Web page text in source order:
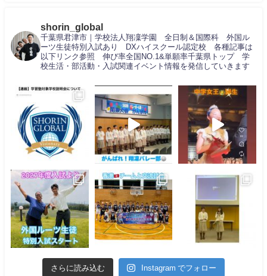
shorin_global
千葉県君津市｜学校法人翔凜学園 全日制＆国際科 外国ル
ーツ生徒特別入試あり DXハイスクール認定校 各種記事は
以下リンク参照 伸び率全国NO.1&単願率千葉県トップ 学
校生活・部活動・入試関連イベント情報を発信していきます
さらに読み込む Instagram でフォロー